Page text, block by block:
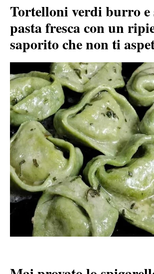
Tortelloni verdi burro e
pasta fresca con un
saporito che non ti